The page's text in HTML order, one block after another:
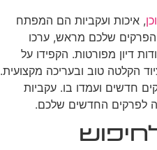
, איכות ועקביות הם המפתח
שלכם מראש, ערכו
דיון מפורטות. הקפידו על
הקלטה טוב ובעריכה מקצועית.
חדשים ועמדו בו. עקביות
לפרקים החדשים שלכם.